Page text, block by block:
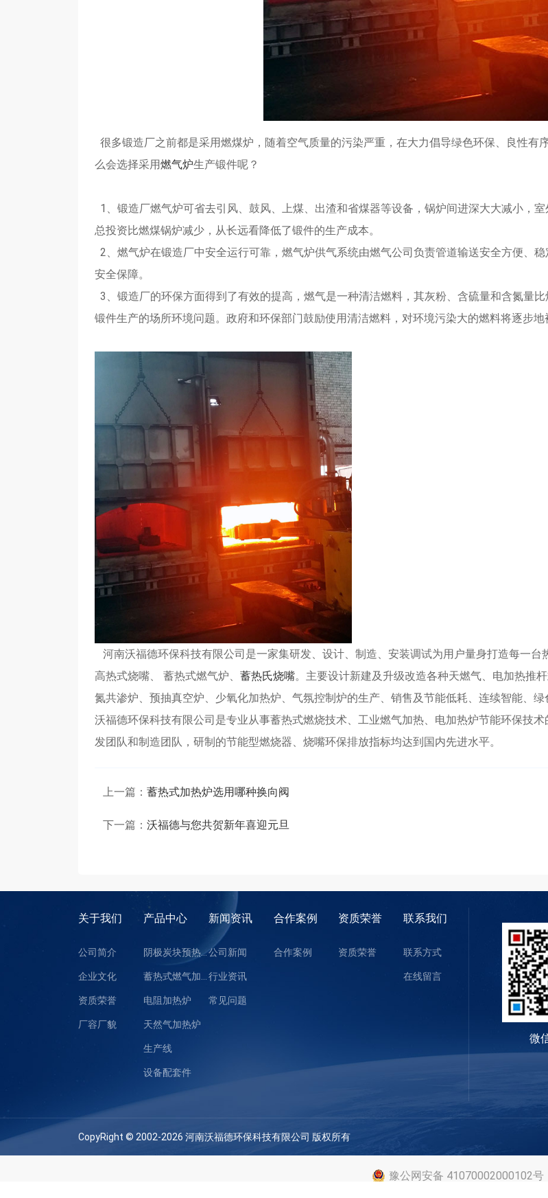
很多锻造厂之前都是采用燃煤炉，随着空气质量的污染严重，在大力倡导绿色环保、良性
么会选择采用燃气炉生产锻件呢？
1、锻造厂燃气炉可省去引风、鼓风、上煤、出渣和省煤器等设备，锅炉间进深大大减小，
总投资比燃煤锅炉减少，从长远看降低了锻件的生产成本。
2、燃气炉在锻造厂中安全运行可靠，燃气炉供气系统由燃气公司负责管道输送安全方便、
安全保障。
3、锻造厂的环保方面得到了有效的提高，燃气是一种清洁燃料，其灰粉、含硫量和含氮量
锻件生产的场所环境问题。政府和环保部门鼓励使用清洁燃料，对环境污染大的燃料将逐步地
河南沃福德环保科技有限公司 是一家集研发、设计、制造、安装调试为用户量身打造每一台
高热式烧嘴、 蓄热式燃气炉、 蓄热氏烧嘴。主要设计新建及升级改造各种天燃气、电加热推
氮共渗炉、预抽真空炉、少氧化加热炉、气氛控制炉的生产、销售及节能低耗、连续智能、
沃福德环保科技有限公司是专业从事蓄热式燃烧技术、工业燃气加热、电加热炉节能环保技
发团队和制造团队，研制的节能型燃烧器、烧嘴环保排放指标均达到国内先进水平。
上一篇： 蓄热式加热炉选用哪种换向阀
下一篇： 沃福德与您共贺新年喜迎元旦
关于我们
公司简介
企业文化
资质荣誉
厂容厂貌
产品中心
阴极炭块预热装置
电阻加热炉
天然气加热炉
生产线
设备配套件
新闻资讯
公司新闻
行业资讯
常见问题
合作案例
合作案例
资质荣誉
资质荣誉
联系我们
联系方式
在线留言
微
CopyRight © 2002-2026 河南沃福德环保科技有限公司 版权所有
豫公网安备 41070002000102号